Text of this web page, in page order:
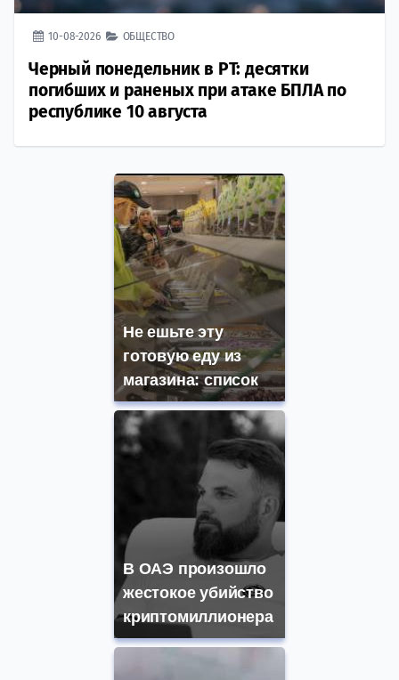
10-08-2026 ОБЩЕСТВО
Черный понедельник в РТ: десятки
погибших и раненых при атаке БПЛА по
республике 10 августа
Не ешьте эту
готовую еду из
магазина: список
В ОАЭ произошло
жестокое убийство
криптомиллионера